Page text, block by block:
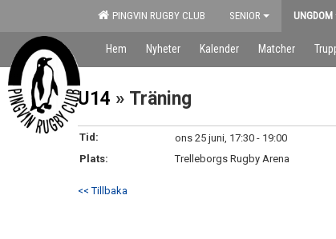
PINGVIN RUGBY CLUB SENIOR UNGDOM
Hem Nyheter Kalender Matcher
U14 » Träning
Tid:
ons 25 juni, 17:30 - 19:00
Plats:
Trelleborgs Rugby Arena
<< Tillbaka